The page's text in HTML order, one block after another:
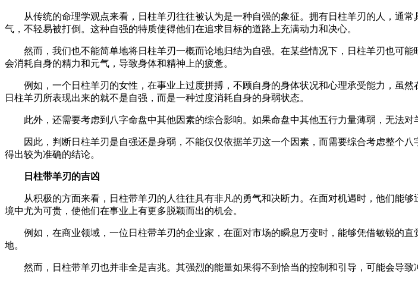
从传统的命理学观点来看，日柱羊刃往往被认为是一种自强的象征。拥有日柱羊刃的人，通
气，不轻易被打倒。这种自强的特质使得他们在追求目标的道路上充满动力和决心。
然而，我们也不能简单地将日柱羊刃一概而论地归结为自强。在某些情况下，日柱羊刃也可
会消耗自身的精力和元气，导致身体和精神上的疲惫。
例如，一个日柱羊刃的女性，在事业上过度拼搏，不顾自身的身体状况和心理承受能力，虽
日柱羊刃所表现出来的就不是自强，而是一种过度消耗自身的身弱状态。
此外，还需要考虑到八字命盘中其他因素的综合影响。如果命盘中其他五行力量薄弱，无法
因此，判断日柱羊刃是自强还是身弱，不能仅仅依据羊刃这一个因素，而需要综合考虑整个
得出较为准确的结论。
日柱带羊刃的吉凶
从积极的方面来看，日柱带羊刃的人往往具有非凡的勇气和决断力。在面对机遇时，他们能
境中尤为可贵，使他们在事业上有更多脱颖而出的机会。
例如，在商业领域，一位日柱带羊刃的企业家，在面对市场的瞬息万变时，能够凭借敏锐的
地。
然而，日柱带羊刃也并非全是吉兆。其强烈的能量如果得不到恰当的控制和引导，可能会导